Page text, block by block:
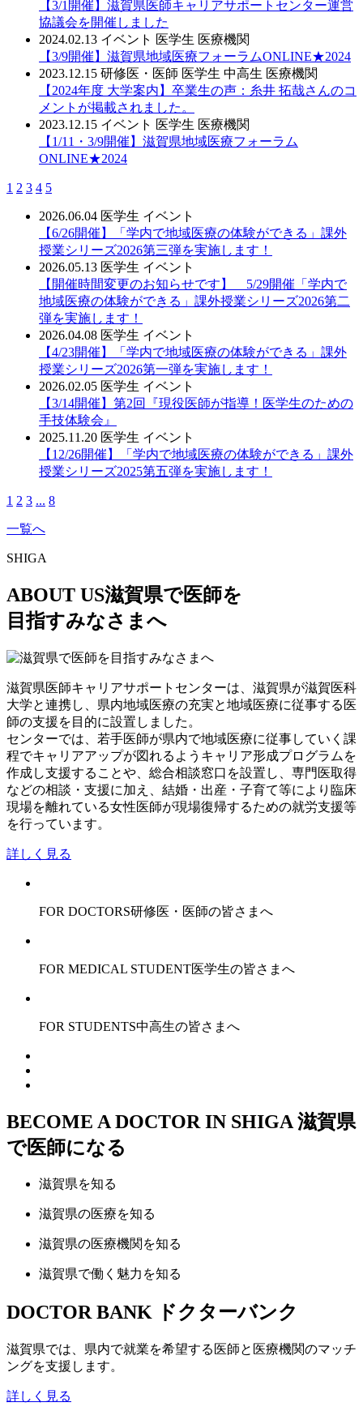
【3/1開催】滋賀県医師キャリアサポートセンター運営
協議会を開催しました
2024.02.13 イベント 医学生 医療機関
【3/9開催】滋賀県地域医療フォーラムONLINE★2024
2023.12.15 研修医・医師 医学生 中高生 医療機関
【2024年度 大学案内】卒業生の声：糸井 拓哉さんのコ
メントが掲載されました。
2023.12.15 イベント 医学生 医療機関
【1/11・3/9開催】滋賀県地域医療フォーラム
ONLINE★2024
1 2 3 4 5
2026.06.04 医学生 イベント
【6/26開催】「学内で地域医療の体験ができる」課外
授業シリーズ2026第三弾を実施します！
2026.05.13 医学生 イベント
【開催時間変更のお知らせです】 5/29開催「学内で
地域医療の体験ができる」課外授業シリーズ2026第二
弾を実施します！
2026.04.08 医学生 イベント
【4/23開催】「学内で地域医療の体験ができる」課外
授業シリーズ2026第一弾を実施します！
2026.02.05 医学生 イベント
【3/14開催】第2回『現役医師が指導！医学生のための
手技体験会』
2025.11.20 医学生 イベント
【12/26開催】「学内で地域医療の体験ができる」課外
授業シリーズ2025第五弾を実施します！
1 2 3 ... 8
一覧へ
SHIGA
ABOUT US滋賀県で医師を
目指すみなさまへ
滋賀県医師キャリアサポートセンターは、滋賀県が滋賀医科
大学と連携し、県内地域医療の充実と地域医療に従事する医
師の支援を目的に設置しました。
センターでは、若手医師が県内で地域医療に従事していく課
程でキャリアアップが図れるようキャリア形成プログラムを
作成し支援することや、総合相談窓口を設置し、専門医取得
などの相談・支援に加え、結婚・出産・子育て等により臨床
現場を離れている女性医師が現場復帰するための就労支援等
を行っています。
詳しく見る
FOR DOCTORS研修医・医師の皆さまへ
FOR MEDICAL STUDENT医学生の皆さまへ
FOR STUDENTS中高生の皆さまへ
BECOME A DOCTOR IN SHIGA 滋賀県
で医師になる
滋賀県を知る
滋賀県の医療を知る
滋賀県の医療機関 を知る
滋賀県で働く魅力 を知る
DOCTOR BANK ドクターバンク
滋賀県では、県内で就業を希望する医師と医療機関のマッチ
ングを支援します。
詳しく見る